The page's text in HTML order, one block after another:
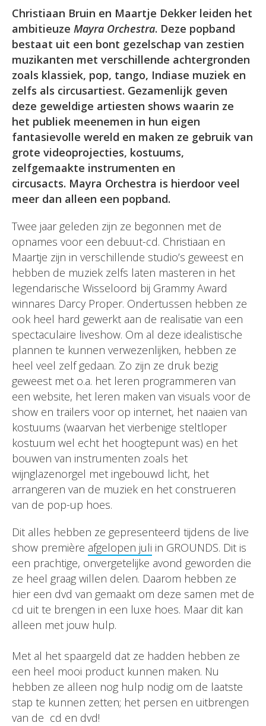
Christiaan Bruin en Maartje Dekker leiden het
ambitieuze Mayra Orchestra. Deze popband
bestaat uit een bont gezelschap van zestien
muzikanten met verschillende achtergronden
zoals klassiek, pop, tango, Indiase muziek en
zelfs als circusartiest. Gezamenlijk geven
deze geweldige artiesten shows waarin ze
het publiek meenemen in hun eigen
fantasievolle wereld en maken ze gebruik van
grote videoprojecties, kostuums,
zelfgemaakte instrumenten en
circusacts. Mayra Orchestra is hierdoor veel
meer dan alleen een popband.
Twee jaar geleden zijn ze begonnen met de
opnames voor een debuut-cd. Christiaan en
Maartje zijn in verschillende studio’s geweest en
hebben de muziek zelfs laten masteren in het
legendarische Wisseloord bij Grammy Award
winnares Darcy Proper. Ondertussen hebben ze
ook heel hard gewerkt aan de realisatie van een
spectaculaire liveshow. Om al deze idealistische
plannen te kunnen verwezenlijken, hebben ze
heel veel zelf gedaan. Zo zijn ze druk bezig
geweest met o.a. het leren programmeren van
een website, het leren maken van visuals voor de
show en trailers voor op internet, het naaien van
kostuums (waarvan het vierbenige steltloper
kostuum wel echt het hoogtepunt was) en het
bouwen van instrumenten zoals het
wijnglazenorgel met ingebouwd licht, het
arrangeren van de muziek en het construeren
van de pop-up hoes.
Dit alles hebben ze gepresenteerd tijdens de live
show première afgelopen juli in GROUNDS. Dit is
een prachtige, onvergetelijke avond geworden die
ze heel graag willen delen. Daarom hebben ze
hier een dvd van gemaakt om deze samen met de
cd uit te brengen in een luxe hoes. Maar dit kan
alleen met jouw hulp.
Met al het spaargeld dat ze hadden hebben ze
een heel mooi product kunnen maken. Nu
hebben ze alleen nog hulp nodig om de laatste
stap te kunnen zetten; het persen en uitbrengen
van de cd en dvd!